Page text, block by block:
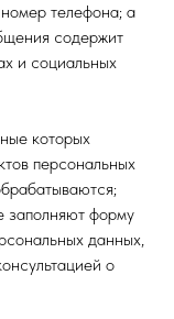
телефона; а
содержит
и социальных
которых
персональных
заполняют форму
данных,
о